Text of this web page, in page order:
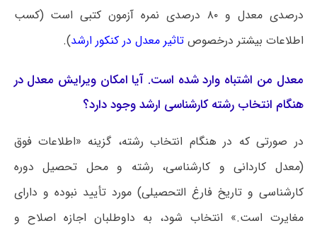
درصدی معدل و ۸۰ درصدی نمره آزمون کتبی است (کسب
اطلاعات بیشتر درخصوصتاثیر معدل در کنکور ارشد).
معدل من اشتباه وارد شده است. آیا امکان ویرایش معدل در
هنگام انتخاب رشته کارشناسی ارشد وجود دارد؟
در صورتی که در هنگام انتخاب رشته، گزینه «اطلاعات فوق
(معدل کاردانی و کارشناسی، رشته و محل تحصیل دوره‌
کارشناسی و تاریخ فارغ التحصیلی) مورد تأیید نبوده و دارای
مغایرت است.» انتخاب شود، به داوطلبان اجازه اصلاح و